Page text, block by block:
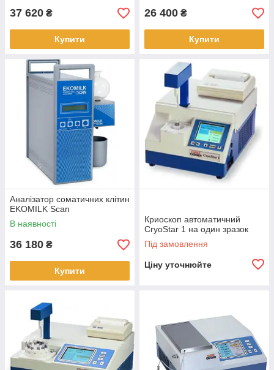
37 620 ₴
Купити
26 400 ₴
Купити
Аналізатор соматичних клітин
EKOMILK Scan
В наявності
36 180 ₴
Купити
Криоскоп автоматичний
CryoStar 1 на один зразок
Під замовлення
Ціну уточнюйте